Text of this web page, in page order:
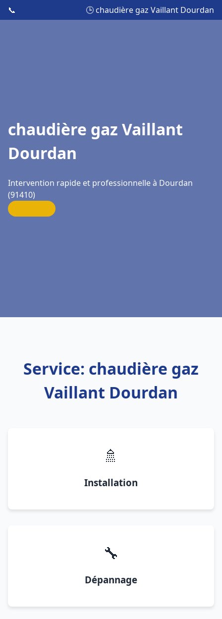
📞 🕒 chaudière gaz Vaillant Dourdan
chaudière gaz Vaillant
Dourdan
Intervention rapide et professionnelle à Dourdan
(91410)
Service: chaudière gaz
Vaillant Dourdan
🚿
Installation
🔧
Dépannage